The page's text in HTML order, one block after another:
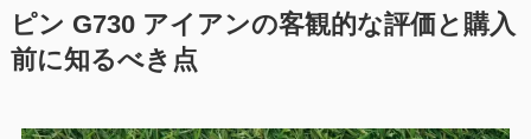
ピン G730 アイアンの客観的な評価と購入
前に知るべき点